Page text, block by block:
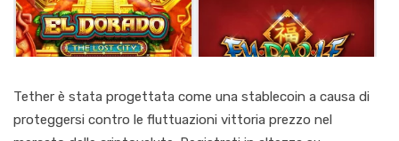
Tether è stata progettata come una stablecoin a causa di
proteggersi contro le fluttuazioni vittoria prezzo nel